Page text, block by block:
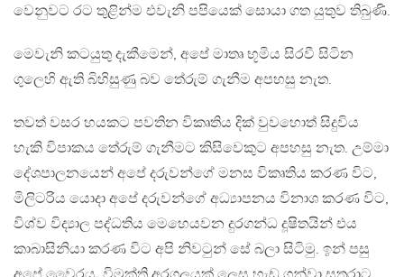
වෙනුවට රට තුළින්ම එවැනි පපියෙක් සොයා ගත යුතුව තිබුණි.
මෙවැනි කටයුතු දැකීමෙන්, අපේ මාතෘ භූමිය සිරවී සිටින
ගුලෙහි ඇති බිහිසුණු බව තේරුම් ගැනීම අපහසු නැත.
තවත් වසර හයකට පවතින විකෘතිය දික් වුවහොත් සිදුවිය
හැකි විපාකය තේරුම් ගැනීමට කිසිවෙකුට අපහසු නැත. උම්මා
දේශපාලනයෙන් අපේ දරුවන්ගේ මනස විකෘතිය කරණ විට,
මිලිටරිය යොදා අපේ දරුවන්ගේ අධ්‍යාපනය විනාශ කරණ විට,
විශ්ව විද්‍යාල පද්ධතිය මෙහෙයවන දුරගන්ධ දූෂිතයින් එය
කාබාසිනියා කරණ විට අපි නිවටුන් සේ බලා සිටිමු. ඉන් පසු